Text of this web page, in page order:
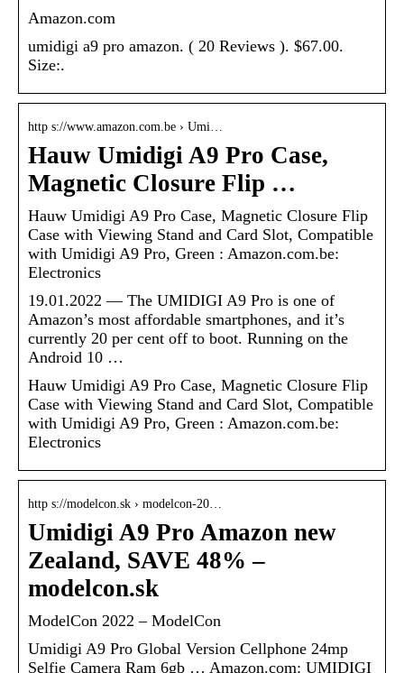
Amazon.com
umidigi a9 pro amazon. ( 20 Reviews ). $67.00.
Size:.
http s://www.amazon.com.be › Umi…
Hauw Umidigi A9 Pro Case,
Magnetic Closure Flip …
Hauw Umidigi A9 Pro Case, Magnetic Closure Flip
Case with Viewing Stand and Card Slot, Compatible
with Umidigi A9 Pro, Green : Amazon.com.be:
Electronics
19.01.2022 — The UMIDIGI A9 Pro is one of
Amazon’s most affordable smartphones, and it’s
currently 20 per cent off to boot. Running on the
Android 10 …
Hauw Umidigi A9 Pro Case, Magnetic Closure Flip
Case with Viewing Stand and Card Slot, Compatible
with Umidigi A9 Pro, Green : Amazon.com.be:
Electronics
http s://modelcon.sk › modelcon-20…
Umidigi A9 Pro Amazon new
Zealand, SAVE 48% –
modelcon.sk
ModelCon 2022 – ModelCon
Umidigi A9 Pro Global Version Cellphone 24mp
Selfie Camera Ram 6gb … Amazon.com: UMIDIGI